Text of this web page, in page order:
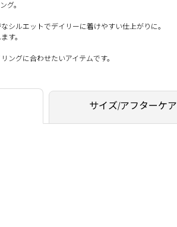
グ。
シルエットでデイリーに着けやすい仕上がりに。
す。
ングに合わせたいアイテムです。
サイズ/アフターケア